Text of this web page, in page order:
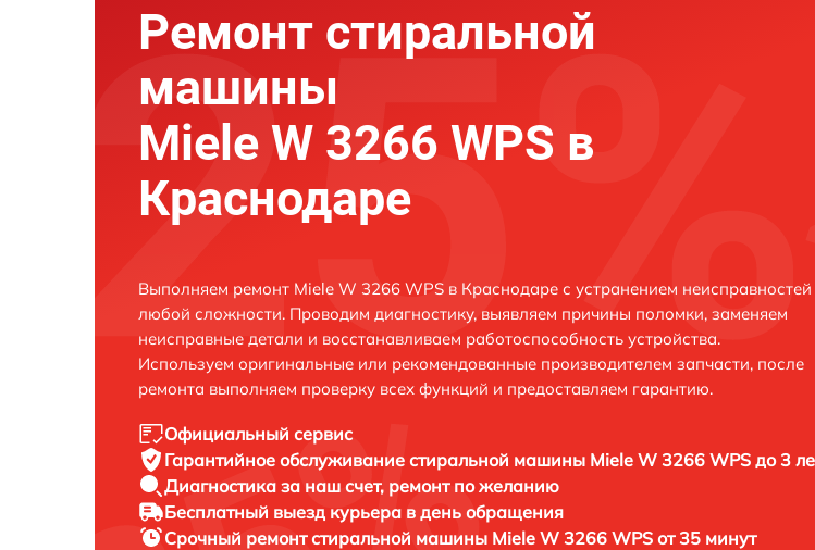
Ремонт стиральной
машины
Miele W 3266 WPS в
Краснодаре
Выполняем ремонт Miele W 3266 WPS в Краснодаре с устранением неисправностей
любой сложности. Проводим диагностику, выявляем причины поломки, заменяем
неисправные детали и восстанавливаем работоспособность устройства.
Используем оригинальные или рекомендованные производителем запчасти, после
ремонта выполняем проверку всех функций и предоставляем гарантию.
Официальный сервис
Гарантийное обслуживание стиральной машины Miele W 3266 WPS до 3
Диагностика за наш счет, ремонт по желанию
Бесплатный выезд курьера в день обращения
Срочный ремонтстиральной машины Miele W 3266 WPS от 35 минут